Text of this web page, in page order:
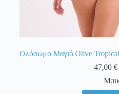
Ολόσωμο Μαγιό Olive Tropical
47,00€